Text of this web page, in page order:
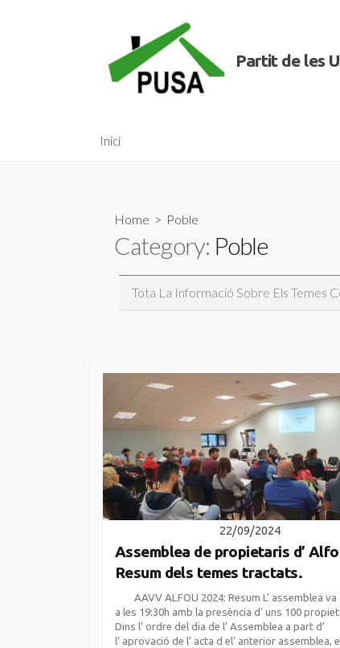
Partit de les
Inici
Home > Poble
Category: Poble
Tota La Informació Sobre Els Temes
22/09/2024
Assemblea de propietaris d’
Resum dels temes tractats.
AAVV ALFOU 2024: Resum L’ assemblea va
a les 19:30h amb la presència d’ uns 100
Dins l’ ordre del dia de l’ Assemblea a part d’
l‘ aprovació de l’ acta d el‘ anterior assemblea,